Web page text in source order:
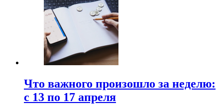
Что важного произошло за неделю:
с 13 по 17 апреля